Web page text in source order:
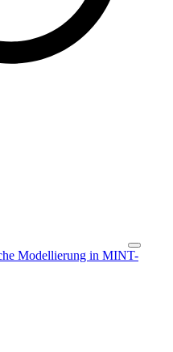
Modellierung in MINT-